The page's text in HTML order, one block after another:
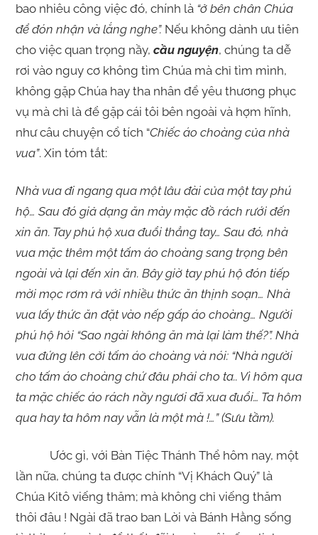
bao nhiêu công việc đó, chính là “ở bên chân Chúa
để đón nhận và lắng nghe”. Nếu không dành ưu tiên
cho việc quan trọng nầy, cầu nguyện, chúng ta dễ
rơi vào nguy cơ không tìm Chúa mà chỉ tìm mình,
không gặp Chúa hay tha nhân để yêu thương phục
vụ mà chỉ là để gặp cái tôi bên ngoài và hợm hĩnh,
như câu chuyện cổ tích “Chiếc áo choàng của nhà
vua”. Xin tóm tắt:
Nhà vua đi ngang qua một lâu đài của một tay phú
hộ… Sau đó giả dạng ăn mày mặc đồ rách rưới đến
xin ăn. Tay phú hộ xua đuổi thẳng tay… Sau đó, nhà
vua mặc thêm một tấm áo choàng sang trọng bên
ngoài và lại đến xin ăn. Bây giờ tay phú hộ đón tiếp
mời mọc rơm rả với nhiều thức ăn thịnh soạn… Nhà
vua lấy thức ăn đặt vào nếp gấp áo choàng… Người
phú hộ hỏi “Sao ngài không ăn mà lại làm thế?”. Nhà
vua đứng lên cởi tấm áo choàng và nói: “Nhà người
cho tấm áo choàng chứ đâu phải cho ta.. Vì hôm qua
ta mặc chiếc áo rách nầy ngươi đã xua đuổi… Ta hôm
qua hay ta hôm nay vẫn là một mà !…” (Sưu tầm).
Ước gì, với Bàn Tiệc Thánh Thể hôm nay, một
lần nữa, chúng ta được chính “Vị Khách Quý” là
Chúa Kitô viếng thăm; mà không chỉ viếng thăm
thôi đâu ! Ngài đã trao ban Lời và Bánh Hằng sống